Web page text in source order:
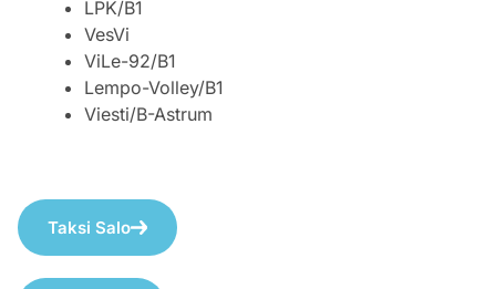
LPK/B1
VesVi
ViLe-92/B1
Lempo-Volley/B1
Viesti/B-Astrum
Taksi Salo